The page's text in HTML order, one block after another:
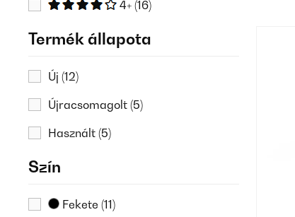
4+ (16)
Termék állapota
Új (12)
Újracsomagolt (5)
Használt (5)
Szín
Fekete (11)